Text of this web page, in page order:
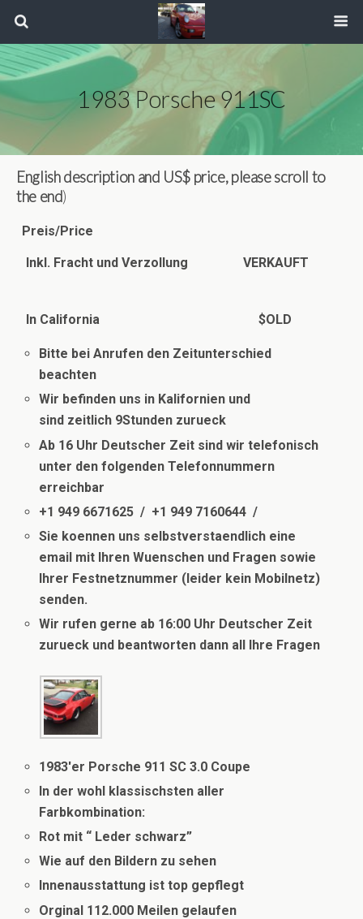
1983 Porsche 911SC
English description and US$ price, please scroll to
the end)
Preis/Price
Inkl. Fracht und Verzollung VERKAUFT
In California $OLD
Bitte bei Anrufen den Zeitunterschied
beachten
Wir befinden uns in Kalifornien und
sind zeitlich 9Stunden zurueck
Ab 16 Uhr Deutscher Zeit sind wir telefonisch
unter den folgenden Telefonnummern
erreichbar
+1 949 6671625 / +1 949 7160644 /
Sie koennen uns selbstverstaendlich eine
email mit Ihren Wuenschen und Fragen sowie
Ihrer Festnetznummer (leider kein Mobilnetz)
senden.
Wir rufen gerne ab 16:00 Uhr Deutscher Zeit
zurueck und beantworten dann all Ihre Fragen
1983′er Porsche 911 SC 3.0 Coupe
In der wohl klassischsten aller
Farbkombination:
Rot mit “ Leder schwarz”
Wie auf den Bildern zu sehen
Innenausstattung ist top gepflegt
Orginal 112.000 Meilen gelaufen